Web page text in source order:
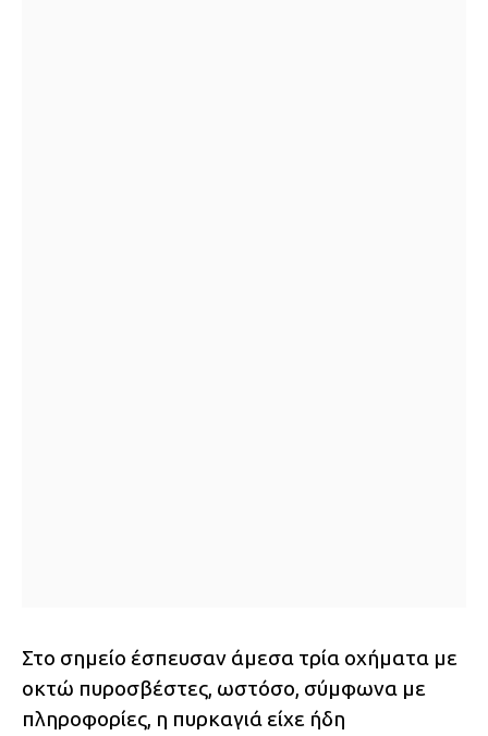
Στο σημείο έσπευσαν άμεσα τρία οχήματα με
οκτώ πυροσβέστες, ωστόσο, σύμφωνα με
πληροφορίες, η πυρκαγιά είχε ήδη